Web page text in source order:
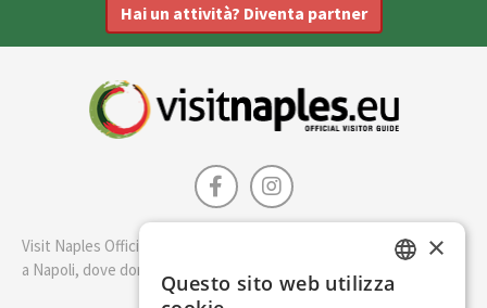
Hai un attività? Diventa partner
Visit Naples Official è la guida della città di Napoli. Scopri cosa fare
a Napoli, dove dormire e i migliori posti dove mangiare.
×
Questo sito web utilizza